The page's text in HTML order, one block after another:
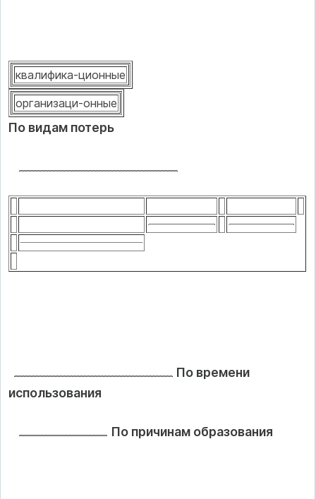
квалифика-ционные
организаци-онные
По видам потерь
По времени
использования
По причинам образования